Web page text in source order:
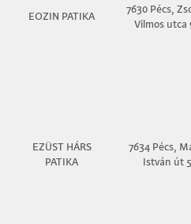
EOZIN PATIKA
7630 Pécs,
Vilmos utca
EZÜST HÁRS
PATIKA
7634 Pécs,
István út